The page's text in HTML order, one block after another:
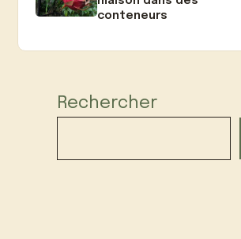
conteneurs
Rechercher